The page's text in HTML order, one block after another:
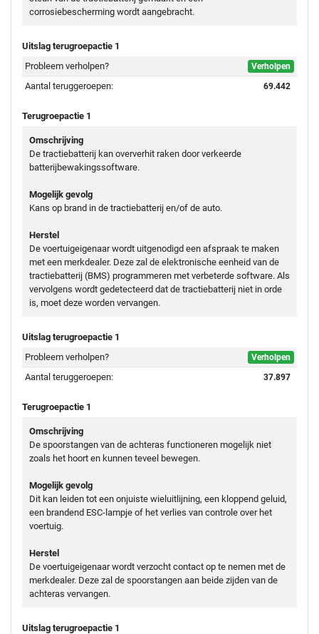
corrosiebescherming wordt aangebracht.
Uitslag terugroepactie 1
Probleem verholpen?
Verholpen
Aantal teruggeroepen: 69.442
Terugroepactie 1
Omschrijving
De tractiebatterij kan oververhit raken door verkeerde
batterijbewakingssoftware.
Mogelijk gevolg
Kans op brand in de tractiebatterij en/of de auto.
Herstel
De voertuigeigenaar wordt uitgenodigd een afspraak te maken
met een merkdealer. Deze zal de elektronische eenheid van de
tractiebatterij (BMS) programmeren met verbeterde software. Als
vervolgens wordt gedetecteerd dat de tractiebatterij niet in orde
is, moet deze worden vervangen.
Uitslag terugroepactie 1
Probleem verholpen?
Verholpen
Aantal teruggeroepen: 37.897
Terugroepactie 1
Omschrijving
De spoorstangen van de achteras functioneren mogelijk niet
zoals het hoort en kunnen teveel bewegen.
Mogelijk gevolg
Dit kan leiden tot een onjuiste wieluitlijning, een kloppend geluid,
een brandend ESC-lampje of het verlies van controle over het
voertuig.
Herstel
De voertuigeigenaar wordt verzocht contact op te nemen met de
merkdealer. Deze zal de spoorstangen aan beide zijden van de
achteras vervangen.
Uitslag terugroepactie 1